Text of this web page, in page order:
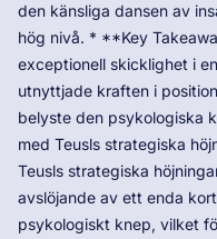
den känsliga dansen av
hög nivå. * **Key
exceptionell skicklighet i
utnyttjade kraften i
belyste den psykologiska
med Teusls strategiska
Teusls strategiska
avslöjande av ett enda
psykologiskt knep, vilket